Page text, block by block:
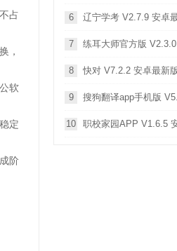
占
，
软
定
阶
6 辽宁学考 V2.7.9 安卓
7 练耳大师官方版
8 快对 V7.2.2 安卓最新
9 搜狗翻译app手机版
10 职校家园APP V1.6.5